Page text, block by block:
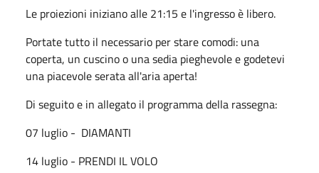
Le proiezioni iniziano alle 21:15 e l'ingresso è libero.
Portate tutto il necessario per stare comodi: una
coperta, un cuscino o una sedia pieghevole e godetevi
una piacevole serata all'aria aperta!
Di seguito e in allegato il programma della rassegna:
07 luglio - DIAMANTI
14 luglio - PRENDI IL VOLO